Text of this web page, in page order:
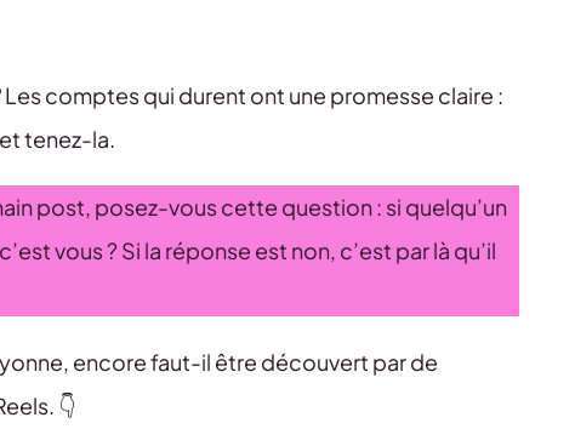
Les comptes qui durent ont une promesse claire :
tenez-la.
post, posez-vous cette question : si quelqu’un
vous ? Si la réponse est non, c’est par là qu’il
encore faut-il être découvert par de
👇